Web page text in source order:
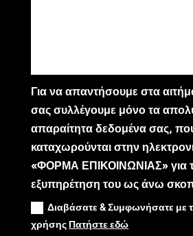
Για να απαντήσουμε στα
σας συλλέγουμε μόνο τα
απαραίτητα δεδομένα σας,
καταχωρούνται στην
«ΦΟΡΜΑ ΕΠΙΚΟΙΝΩΝΙΑΣ» για
εξυπηρέτηση του ως άνω
Διαβάσατε & Συμφωνήσατε με
χρήσης Πατήστε εδώ